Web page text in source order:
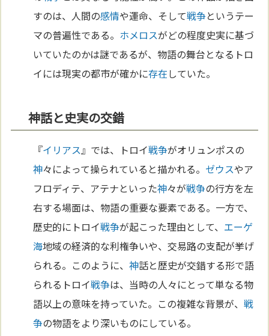
すのは、人間の感情や運命、そして戦争というテー
マの普遍性である。 ホメロスがどの程度史実に基づ
いていたのかは謎であるが、物語の舞台となるトロ
イには現実の都市が確かに存在していた。
神話と史実の交錯
『イリアス 』では、トロイ戦争がオリュンポスの
神々によって操られていると描かれる。 ゼウスやア
フロディテ、アテナといった神々が戦争の行方を左
右する場面は、物語の重要な要素である。一方で、
歴史的にトロイ戦争が起こった理由として、 エーゲ
海地域の経済的な利権争いや、交易路の支配が挙げ
られる。このように、神話と歴史が交錯する形で語
られるトロイ戦争は、当時の人々にとって単なる物
語以上の意味を持っていた。この複雑な背景が、戦
争の物語をより深いものにしている。